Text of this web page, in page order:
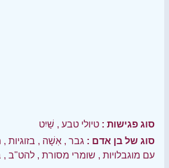
סוג פגישות : טיולי טבע , שַׁיִט
סוג של בן אדם : גבר , אִשָׁה , בזוגיות ,
עם מוגבלויות , שומרי מסורת , להט"ב ,